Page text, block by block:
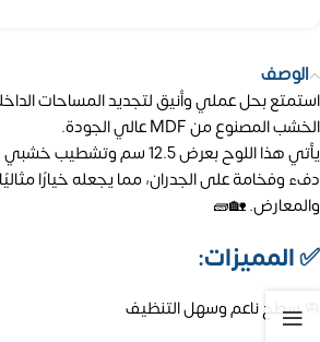
الوصف
استمتع بحل عملي وأنيق لتجديد المساحات
الخشب المصنوع من MDF عالي الجودة.
يأتي هذا اللوح بعرض 12.5
دفء وفخامة على الجدران، مما يجعله خيارًا مثاليًا
والمعارض. 🏡🧱
✅المميزات:
🧼 سطح ناعم وسهل التنظيف